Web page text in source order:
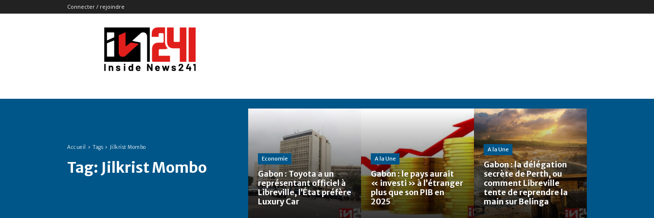
Connecter / rejoindre
Insidenews241
Accueil Tags Jilkrist Mombo
Tag: Jilkrist Mombo Economie
Gabon : Toyota a un
représentant officiel à
Libreville, l’État préfère
Luxury Car
A la Une
Gabon : le pays aurait
« investi » à l’étranger
plus que son PIB en
2025
A la Une
Gabon : la délégation
secrète de Perth, ou
comment Libreville
tente de reprendre la
main sur Belinga